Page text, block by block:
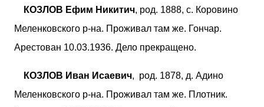
КОЗЛОВ Ефим Никитич, род. 1888, с. Коровино
Меленковского р-на. Проживал там же. Гончар.
Арестован 10.03.1936. Дело прекращено.
КОЗЛОВ Иван Исаевич, род. 1878, д. Адино
Меленковского р-на. Проживал там же. Плотник.